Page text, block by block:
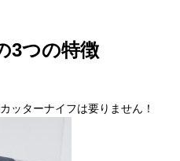
3つの特徴
ッターナイフは要りません！